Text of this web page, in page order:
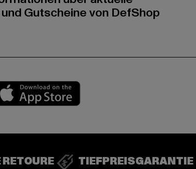
Gutscheine von DefShop
market
TIEFPREISGARANTIE